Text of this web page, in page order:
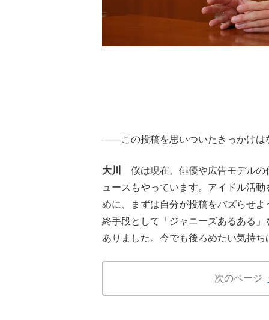
――この投稿を思いついたきっかけは
大川
僕は現在、俳優や広告モデルの
ュースもやっています。アイドル活
めに、まずは自分が投稿をバズらせ
終手段として「ジャニーズあるある
ありました。今でも後ろめたい気持ち
次のページ